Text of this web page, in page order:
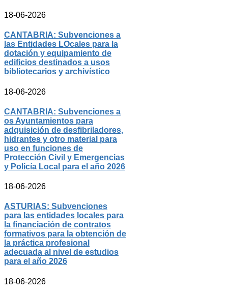
18-06-2026
CANTABRIA: Subvenciones a
las Entidades LOcales para la
dotación y equipamiento de
edificios destinados a usos
bibliotecarios y archivístico
18-06-2026
CANTABRIA: Subvenciones a
os Ayuntamientos para
adquisición de desfibriladores,
hidrantes y otro material para
uso en funciones de
Protección Civil y Emergencias
y Policía Local para el año 2026
18-06-2026
ASTURIAS: Subvenciones
para las entidades locales para
la financiación de contratos
formativos para la obtención de
la práctica profesional
adecuada al nivel de estudios
para el año 2026
18-06-2026